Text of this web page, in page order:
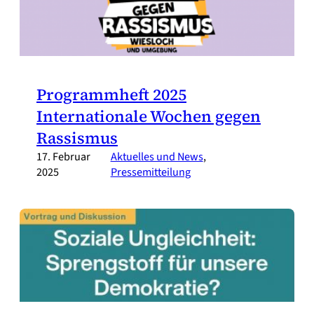
Programmheft 2025
Internationale Wochen gegen
Rassismus
17. Februar
2025
Aktuelles und News,
Pressemitteilung